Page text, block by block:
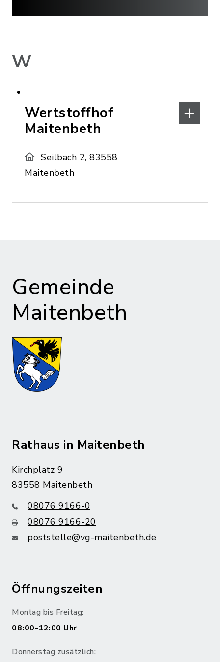
W
Wertstoffhof
Maitenbeth
Seilbach 2, 83558
Maitenbeth
Gemeinde
Maitenbeth
Rathaus in Maitenbeth
Kirchplatz 9
83558 Maitenbeth
08076 9166-0
08076 9166-20
poststelle@vg-maitenbeth.de
Öffnungszeiten
Montag bis Freitag:
08:00-12:00 Uhr
Donnerstag zusätzlich: